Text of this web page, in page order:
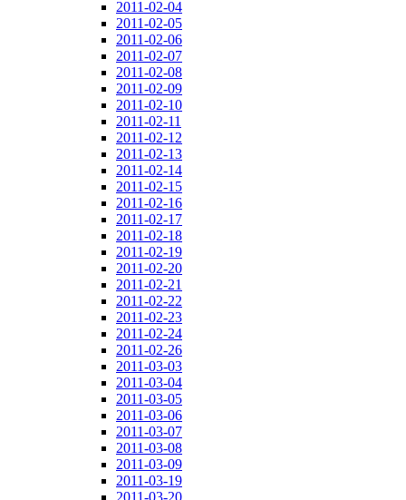
2011-02-04
2011-02-05
2011-02-06
2011-02-07
2011-02-08
2011-02-09
2011-02-10
2011-02-11
2011-02-12
2011-02-13
2011-02-14
2011-02-15
2011-02-16
2011-02-17
2011-02-18
2011-02-19
2011-02-20
2011-02-21
2011-02-22
2011-02-23
2011-02-24
2011-02-26
2011-03-03
2011-03-04
2011-03-05
2011-03-06
2011-03-07
2011-03-08
2011-03-09
2011-03-19
2011-03-20